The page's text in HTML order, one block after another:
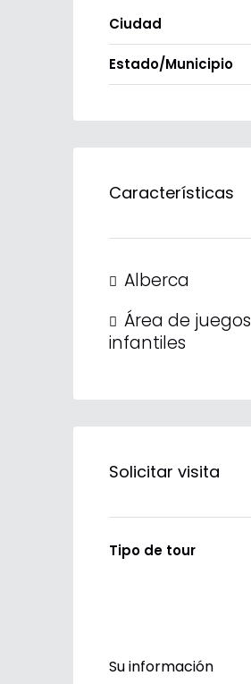
Ciudad
Estado/Municipio
Características
Alberca
Área de juegos
infantiles
Solicitar visita
Tipo de tour
Su información